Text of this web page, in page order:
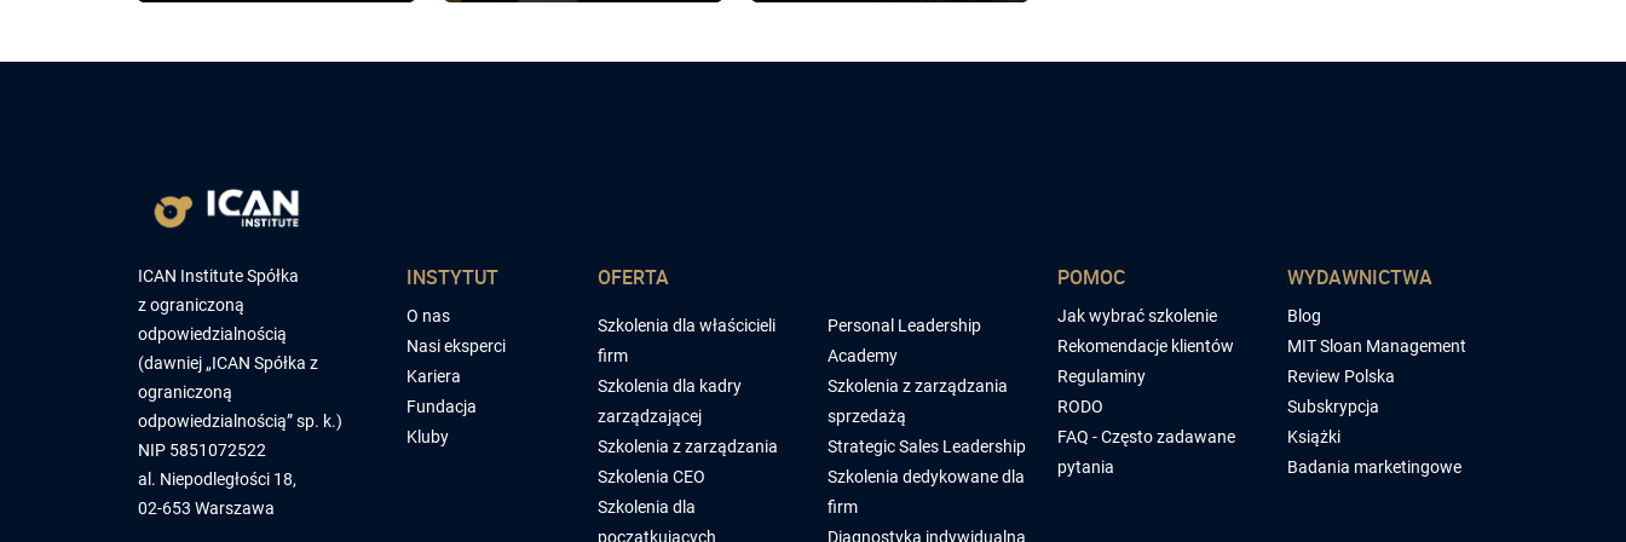
ICAN Institute Spółka
z ograniczoną
odpowiedzialnością
(dawniej „ICAN Spółka z
ograniczoną
odpowiedzialnością” sp. k.)
NIP 5851072522
al. Niepodległości 18,
02-653 Warszawa
INSTYTUT
O nas
Nasi eksperci
Kariera
Fundacja
Kluby
OFERTA
Szkolenia dla właścicieli
firm
Szkolenia dla kadry
zarządzającej
Szkolenia z zarządzania
Szkolenia CEO
Szkolenia dla
początkujących
Personal Leadership
Academy
Szkolenia z zarządzania
sprzedażą
Strategic Sales Leadership
Szkolenia dedykowane dla
firm
Diagnostyka indywidualna
POMOC
Jak wybrać szkolenie
Rekomendacje klientów
Regulaminy
RODO
FAQ - Często zadawane
pytania
WYDAWNICTWA
Blog
MIT Sloan Management
Review Polska
Subskrypcja
Książki
Badania marketingowe